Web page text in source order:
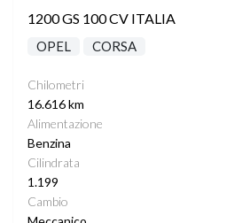
1200 GS 100 CV ITALIA
OPEL CORSA
Chilometri
16.616 km
Alimentazione
Benzina
Cilindrata
1.199
Cambio